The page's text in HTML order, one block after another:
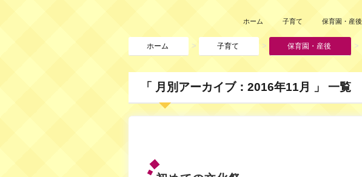
ホーム 子育て 保育園・産後
ホーム > 子育て > 保育園・産後 >
「 月別アーカイブ：2016年11月 」 一覧